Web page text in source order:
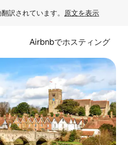
訳されています。 原文を表示
Airbnbでホスティング